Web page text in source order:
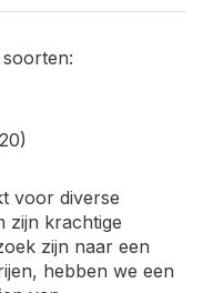
voor diverse
zijn krachtige
zijn naar een
hebben we een